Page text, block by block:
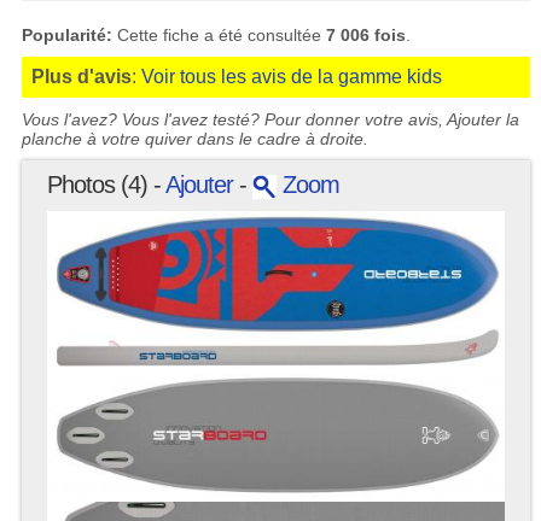
Popularité: Cette fiche a été consultée 7 006 fois
Plus d'avis:Voir tous les avis de la gamme kids
Vous l'avez? Vous l'avez testé? Pour donner votre avis, Ajouter la
planche à votre quiver dans le cadre à droite.
Photos (4) -Ajouter- Zoom